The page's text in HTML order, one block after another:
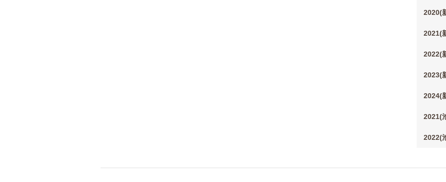
2020(
2021(
2022(
2023(
2024(
2021(
2022(